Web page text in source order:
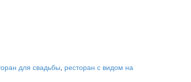
для свадьбы, ресторан с видом на